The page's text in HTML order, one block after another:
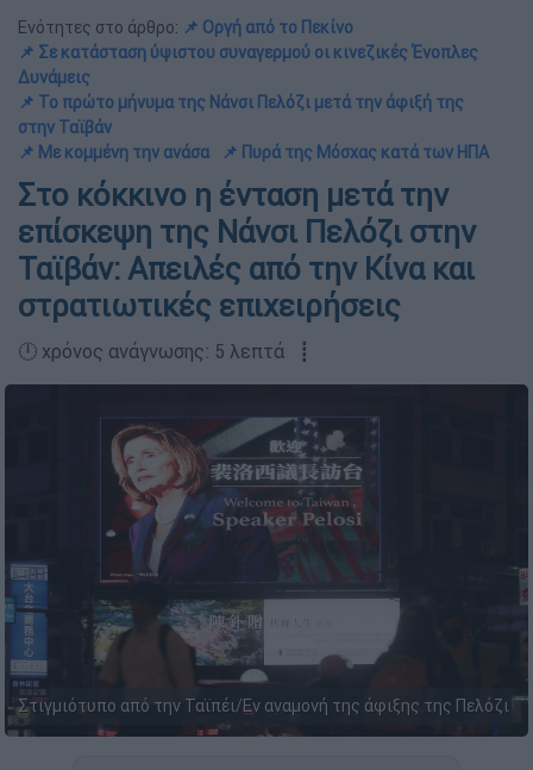
Ενότητες στο άρθρο: 📌 Οργή από το Πεκίνο
📌 Σε κατάσταση ύψιστου συναγερμού οι κινεζικές Ένοπλες
Δυνάμεις
📌 Το πρώτο μήνυμα της Νάνσι Πελόζι μετά την άφιξή της
στην Ταϊβάν
📌 Με κομμένη την ανάσα
📌 Πυρά της Μόσχας κατά των ΗΠΑ
Στο κόκκινο η ένταση μετά την
επίσκεψη της Νάνσι Πελόζι στην
Ταϊβάν: Απειλές από την Κίνα και
στρατιωτικές επιχειρήσεις
🕛 χρόνος ανάγνωσης: 5 λεπτά ┋
Στιγμιότυπο από την Ταϊπέι/Εν αναμονή της άφιξης της Πελόζι